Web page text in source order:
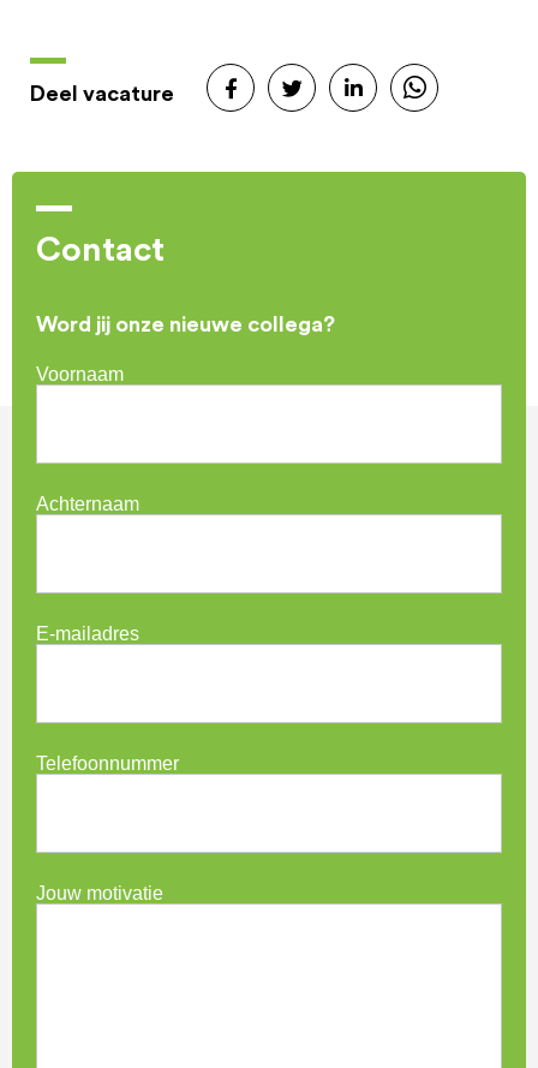
Deel vacature
Contact
Word jij onze nieuwe collega?
Voornaam
Achternaam
E-mailadres
Telefoonnummer
Jouw motivatie